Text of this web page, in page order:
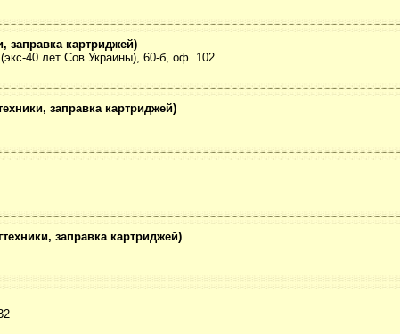
заправка картриджей)
40 лет Сов.Украины), 60-б, оф. 102
заправка картриджей)
заправка картриджей)